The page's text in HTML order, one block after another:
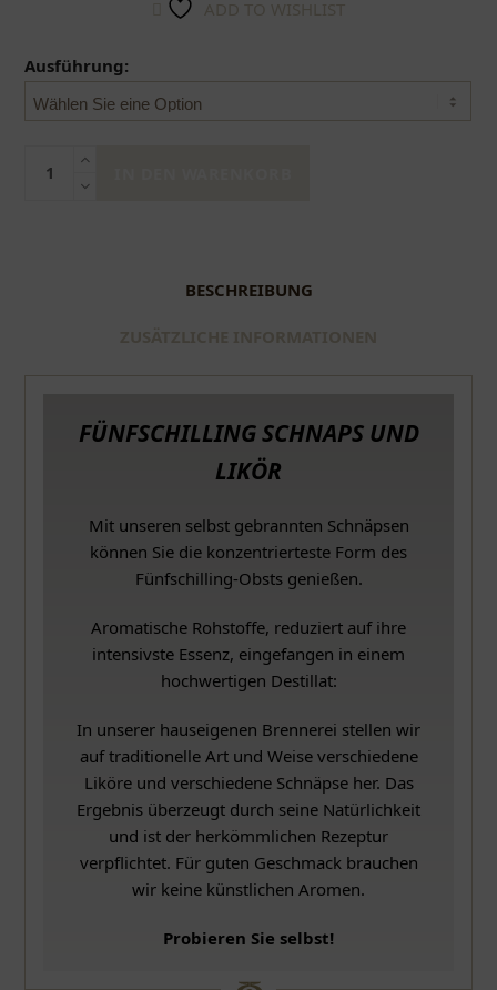
Ausführung:
Menge
BESCHREIBUNG
FÜNFSCHILLING SCHNAPS UND
LIKÖR
Mit unseren selbst gebrannten Schnäpsen
können Sie die konzentrierteste Form des
Fünfschilling-Obsts genießen.
Aromatische Rohstoffe, reduziert auf ihre
intensivste Essenz, eingefangen in einem
hochwertigen Destillat:
In unserer hauseigenen Brennerei stellen wir
auf traditionelle Art und Weise verschiedene
Liköre und verschiedene Schnäpse her. Das
Ergebnis überzeugt durch seine Natürlichkeit
und ist der herkömmlichen Rezeptur
verpflichtet. Für guten Geschmack brauchen
wir keine künstlichen Aromen.
Probieren Sie selbst!